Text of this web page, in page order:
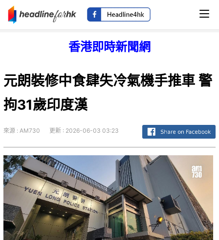
香港即時新聞網
元朗裝修中食肆失冷氣機手推車 警
拘31歲印度漢
來源 : AM730 更新 : 2026-06-03 03:23